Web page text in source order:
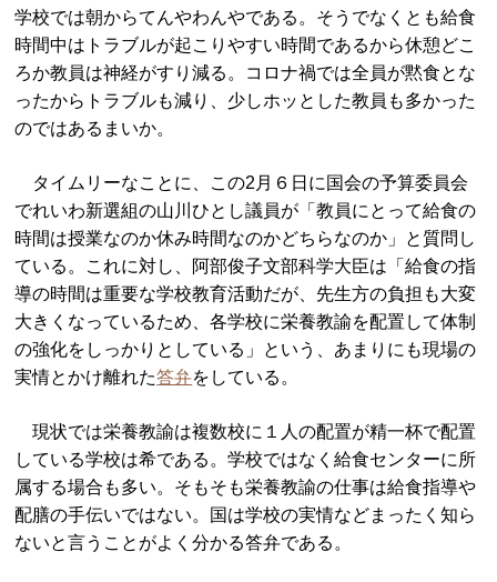
学校では朝からてんやわんやである。そうでなくとも給食
時間中はトラブルが起こりやすい時間であるから休憩どこ
ろか教員は神経がすり減る。コロナ禍では全員が黙食とな
ったからトラブルも減り、少しホッとした教員も多かった
のではあるまいか。
タイムリーなことに、この2月６日に国会の予算委員会
でれいわ新選組の山川ひとし議員が「教員にとって給食の
時間は授業なのか休み時間なのかどちらなのか」と質問し
ている。これに対し、阿部俊子文部科学大臣は「給食の指
導の時間は重要な学校教育活動だが、先生方の負担も大変
大きくなっているため、各学校に栄養教諭を配置して体制
の強化をしっかりとしている」という、あまりにも現場の
実情とかけ離れた答弁をしている。
現状では栄養教諭は複数校に１人の配置が精一杯で配置
している学校は希である。学校ではなく給食センターに所
属する場合も多い。そもそも栄養教諭の仕事は給食指導や
配膳の手伝いではない。国は学校の実情などまったく知ら
ないと言うことがよく分かる答弁である。